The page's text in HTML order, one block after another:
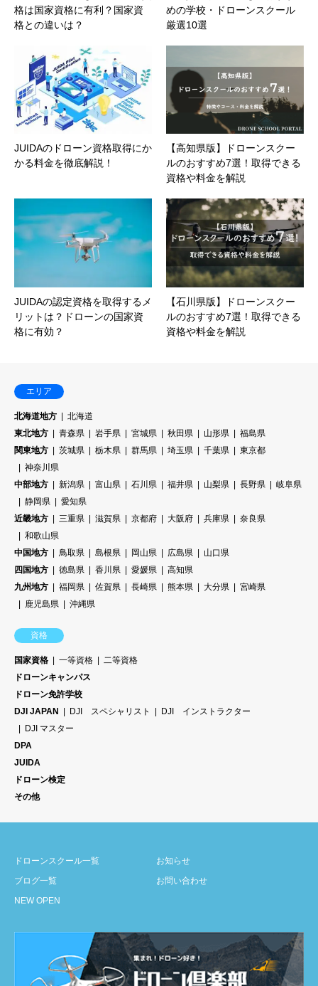
格は国家資格に有利？国家資
格との違いは？
めの学校・ドローンスクール
厳選10選
JUIDAのドローン資格取得にか
かる料金を徹底解説！
【高知県版】ドローンスクー
ルのおすすめ7選！取得できる
資格や料金を解説
JUIDAの認定資格を取得するメ
リットは？ドローンの国家資
格に有効？
【石川県版】ドローンスクー
ルのおすすめ7選！取得できる
資格や料金を解説
エリア
北海道地方
北海道
東北地方
青森県 岩手県 宮城県 秋田県 山形県
福島県
関東地方
茨城県 栃木県 群馬県 埼玉県 千葉県
東京都
神奈川県
中部地方
新潟県 富山県 石川県 福井県 山梨県 長野県
岐阜県
静岡県
愛知県
近畿地方
三重県 滋賀県 京都府 大阪府 兵庫県
奈良県
和歌山県
中国地方
鳥取県 島根県 岡山県 広島県
山口県
四国地方
徳島県 香川県 愛媛県
高知県
九州地方
福岡県 佐賀県 長崎県 熊本県 大分県
宮崎県
鹿児島県
沖縄県
資格
国家資格 一等資格
二等資格
ドローンキャンパス
ドローン免許学校
DJI JAPAN
DJI スペシャリスト
DJI インストラクター
DJI マスター
DPA
JUIDA
ドローン検定
その他
ドローンスクール一覧
ブログ一覧
NEW OPEN
お知らせ
お問い合わせ